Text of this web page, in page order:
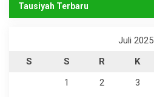
Tausiyah Terbaru
Juli 2025
S
S R K
1
2 3